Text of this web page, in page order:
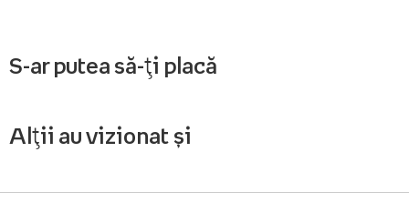
S-ar putea să-ți placă
Alții au vizionat și